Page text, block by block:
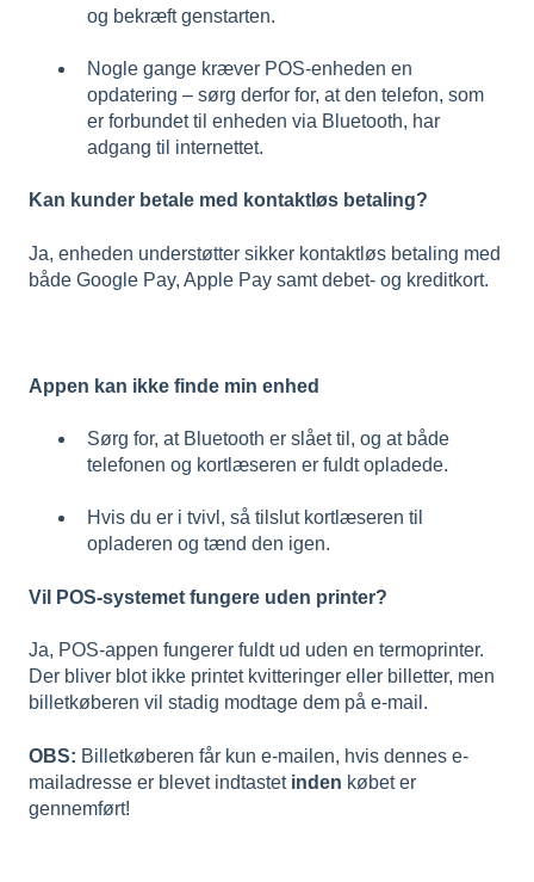
og bekræft genstarten.
Nogle gange kræver POS-enheden en
opdatering – sørg derfor for, at den telefon, som
er forbundet til enheden via Bluetooth, har
adgang til internettet.
Kan kunder betale med kontaktløs betaling?
Ja, enheden understøtter sikker kontaktløs betaling med
både Google Pay, Apple Pay samt debet- og kreditkort.
Appen kan ikke finde min enhed
Sørg for, at Bluetooth er slået til, og at både
telefonen og kortlæseren er fuldt opladede.
Hvis du er i tvivl, så tilslut kortlæseren til
opladeren og tænd den igen.
Vil POS-systemet fungere uden printer?
Ja, POS-appen fungerer fuldt ud uden en termoprinter.
Der bliver blot ikke printet kvitteringer eller billetter, men
billetkøberen vil stadig modtage dem på e-mail.
OBS: Billetkøberen får kun e-mailen, hvis dennes e-
mailadresse er blevet indtastet inden købet er
gennemført!